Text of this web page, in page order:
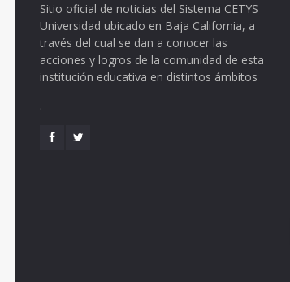
Sitio oficial de noticias del Sistema CETYS
Universidad ubicado en Baja California, a
través del cual se dan a conocer las
acciones y logros de la comunidad de esta
institución educativa en distintos ámbitos
.